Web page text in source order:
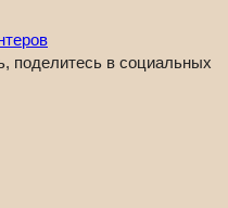
поделитесь в социальных